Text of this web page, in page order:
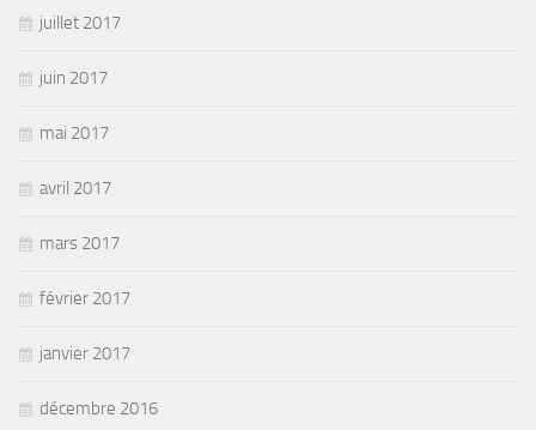
juillet 2017
juin 2017
mai 2017
avril 2017
mars 2017
février 2017
janvier 2017
décembre 2016